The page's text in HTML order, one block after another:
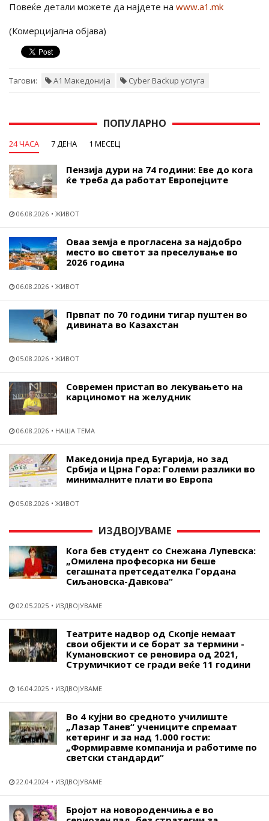
Повеќе детали можете да најдете на www.a1.mk
(Комерцијална објава)
Тагови: А1 Македонија Cyber Backup услуга
ПОПУЛАРНО
24 ЧАСА 7 ДЕНА 1 МЕСЕЦ
Пензија дури на 74 години: Еве до кога
ќе треба да работат Европејците
06.08.2026 ЖИВОТ
Оваа земја е прогласена за најдобро
место во светот за преселување во
2026 година
06.08.2026 ЖИВОТ
Првпат по 70 години тигар пуштен во
дивината во Казахстан
05.08.2026 ЖИВОТ
Современ пристап во лекувањето на
карциномот на желудник
06.08.2026 НАША ТЕМА
Македонија пред Бугарија, но зад
Србија и Црна Гора: Големи разлики во
минималните плати во Европа
05.08.2026 ЖИВОТ
ИЗДВОЈУВАМЕ
Кога бев студент со Снежана Лупевска:
„Омилена професорка ни беше
сегашната претседателка Гордана
Сиљановска-Давкова“
02.05.2025 ИЗДВОЈУВАМЕ
Театрите надвор од Скопје немаат
свои објекти и се борат за термини -
Кумановскиот се реновира од 2021,
Струмичкиот се гради веќе 11 години
16.04.2025 ИЗДВОЈУВАМЕ
Во 4 кујни во средното училиште
„Лазар Танев“ учениците спремаат
кетеринг и за над 1.000 гости:
„Формиравме компанија и работиме по
светски стандарди“
22.04.2024 ИЗДВОЈУВАМЕ
Бројот на новороденчиња е во